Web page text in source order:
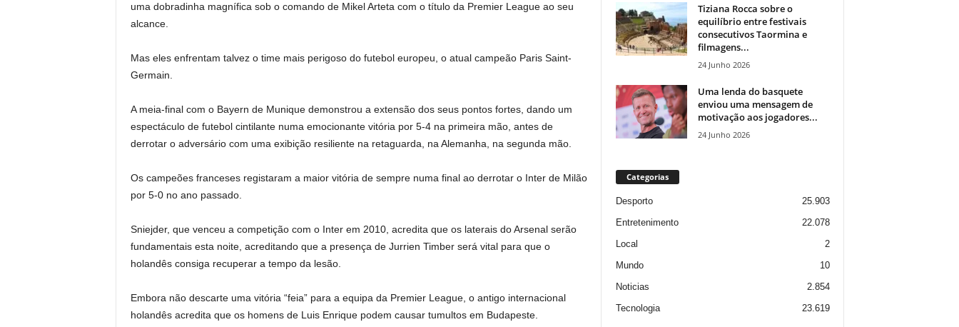
uma dobradinha magnífica sob o comando de Mikel Arteta com o título da Premier League ao seu
alcance.
Mas eles enfrentam talvez o time mais perigoso do futebol europeu, o atual campeão Paris Saint-
Germain.
A meia-final com o Bayern de Munique demonstrou a extensão dos seus pontos fortes, dando um
espectáculo de futebol cintilante numa emocionante vitória por 5-4 na primeira mão, antes de
derrotar o adversário com uma exibição resiliente na retaguarda, na Alemanha, na segunda mão.
Os campeões franceses registaram a maior vitória de sempre numa final ao derrotar o Inter de Milão
por 5-0 no ano passado.
Sniejder, que venceu a competição com o Inter em 2010, acredita que os laterais do Arsenal serão
fundamentais esta noite, acreditando que a presença de Jurrien Timber será vital para que o
holandês consiga recuperar a tempo da lesão.
Embora não descarte uma vitória “feia” para a equipa da Premier League, o antigo internacional
holandês acredita que os homens de Luis Enrique podem causar tumultos em Budapeste.
Tiziana Rocca sobre o
equilíbrio entre festivais
consecutivos Taormina e
filmagens...
24 Junho 2026
Uma lenda do basquete
enviou uma mensagem de
motivação aos jogadores...
24 Junho 2026
Categorias
Desporto
25.903
Entretenimento
22.078
Local
2
Mundo
10
Noticias
2.854
Tecnologia
23.619